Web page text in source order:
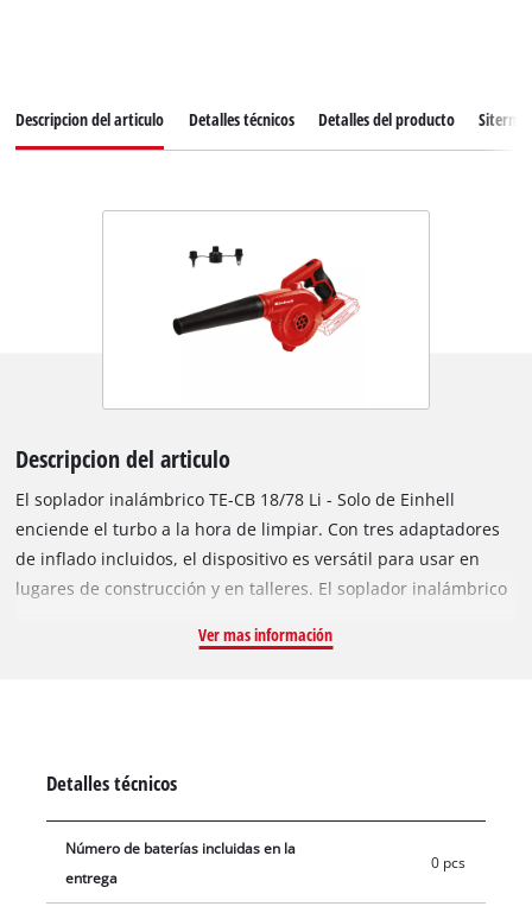
Descripcion del articulo Detalles técnicos Detalles del producto
Descripcion del articulo
El soplador inalámbrico TE-CB 18/78 Li - Solo de Einhell
enciende el turbo a la hora de limpiar. Con tres adaptadores
de inflado incluidos, el dispositivo es versátil para usar en
lugares de construcción y en talleres. El soplador inalámbrico
funcionamiento mediante batería. Los cables eléctricos y los
Einhell. Elimine el polvo y la suciedad del lugar de
construcción, retire las virutas del taller o sople las
perforaciones: Con hasta 180 km/h y una velocidad de ralentí
de hasta 15.500 revoluciones por minuto, el soplador
Ver mas información
Detalles técnicos
Número de baterías incluidas en la
entrega
0 pcs